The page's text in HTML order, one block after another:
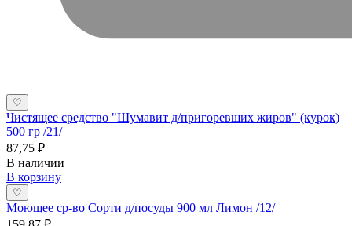
♡
Чистящее средство "Шумавит д/пригоревших жиров" (курок)
500 гр /21/
87,75 ₽
В наличии
В корзину
♡
Моющее ср-во Сорти д/посуды 900 мл Лимон /12/